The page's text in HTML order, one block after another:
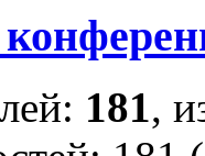
181,